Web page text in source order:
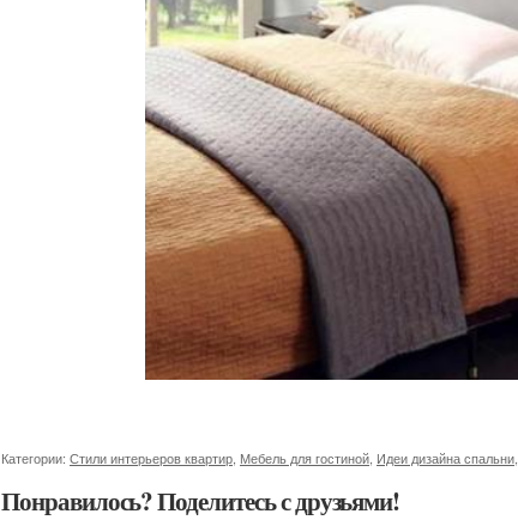
Категории: Стили интерьеров квартир, Мебель для гостиной, Идеи дизайна спальни,
Понравилось? Поделитесь с друзьями!